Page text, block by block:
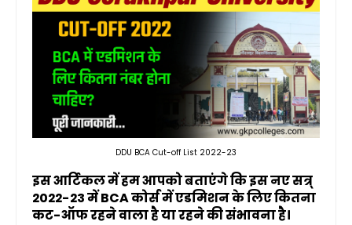
DDU BCA Cut-off List 2022-23
इस आर्टिकल में हम आपको बताएंगे कि इस नए सत्र्
2022-23 में BCA कोर्स में एडमिशन के लिए कितना
कट-ऑफ रहने वाला है या रहने की संभावना है।